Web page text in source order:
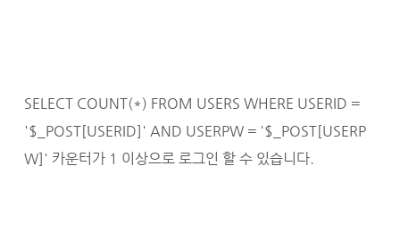
SELECT COUNT(*) FROM USERS WHERE USERID =
'$_POST[USERID]' AND USERPW = '$_POST[USERP
W]' 카운터가 1 이상으로 로그인 할 수 있습니다.